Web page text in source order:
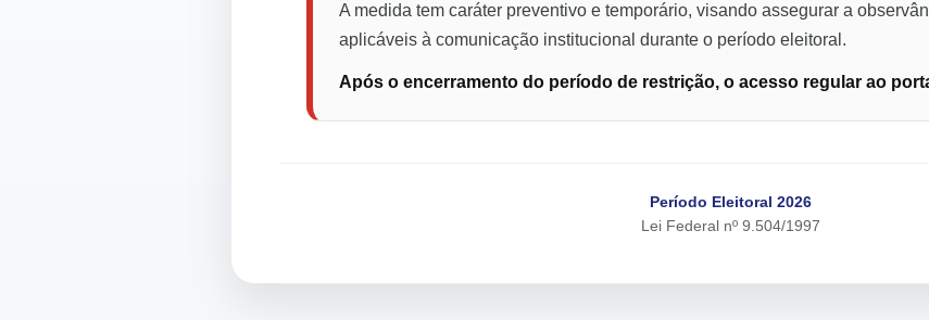
A medida tem caráter preventivo e temporário, visando assegurar a
aplicáveis à comunicação institucional durante o período eleitoral.
Após o encerramento do período de restrição, o acesso regular ao
Período Eleitoral 2026
Lei Federal nº 9.504/1997